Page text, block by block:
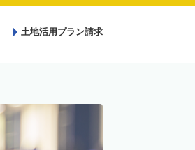
土地活用プラン請求